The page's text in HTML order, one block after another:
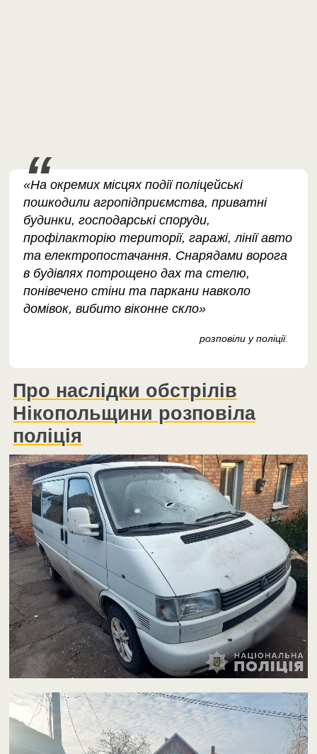
«На окремих місцях події поліцейські
пошкодили агропідприємства, приватні
будинки, господарські споруди,
профілакторію території, гаражі, лінії авто
та електропостачання. Снарядами ворога
в будівлях потрощено дах та стелю,
понівечено стіни та паркани навколо
домівок, вибито віконне скло»
розповіли у поліції.
Про наслідки обстрілів
Нікопольщини розповіла
поліція